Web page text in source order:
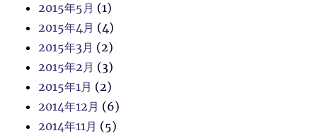
2015年5月 (1)
2015年4月 (4)
2015年3月 (2)
2015年2月 (3)
2015年1月 (2)
2014年12月 (6)
2014年11月 (5)